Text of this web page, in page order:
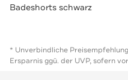
Badeshorts schwarz
* Unverbindliche
Ersparnis ggü. der UVP, sofern